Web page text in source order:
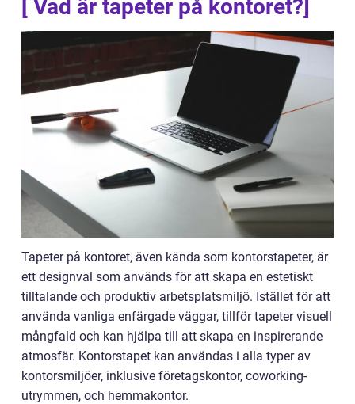
[ Vad är tapeter på kontoret?]
Tapeter på kontoret, även kända som kontorstapeter, är
ett designval som används för att skapa en estetiskt
tilltalande och produktiv arbetsplatsmiljö. Istället för att
använda vanliga enfärgade väggar, tillför tapeter visuell
mångfald och kan hjälpa till att skapa en inspirerande
atmosfär. Kontorstapet kan användas i alla typer av
kontorsmiljöer, inklusive företagskontor, coworking-
utrymmen, och hemmakontor.